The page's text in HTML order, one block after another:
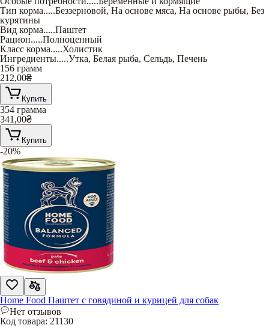
Тип корма.....Беззерновой, На основе мяса, На основе рыбы, Без
курятины
Вид корма.....Паштет
Рацион.....Полноценный
Класс корма.....Холистик
Ингредиенты.....Утка, Белая рыба, Сельдь, Печень
156 грамм
212,00₴
Купить
354 грамма
341,00₴
Купить
-20%
Home Food Паштет с говядиной и курицей для собак
Нет отзывов
Код товара: 21130